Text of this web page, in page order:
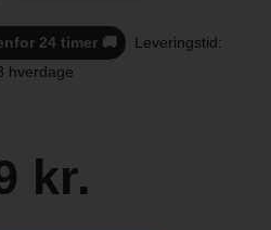
24 timer 🚚
Leveringstid:
hverdage
kr.